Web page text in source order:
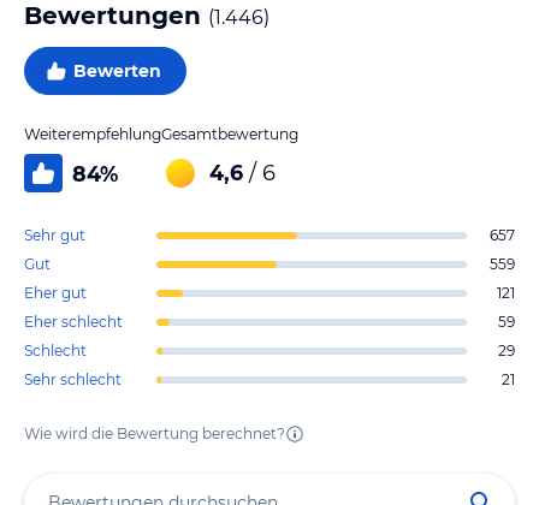
Bewertungen (1.446)
Bewerten
Weiterempfehlung
84%
Gesamtbewertung
4,6 / 6
Sehr gut
657
Gut
559
Eher gut
121
Eher schlecht
59
Schlecht
29
Sehr schlecht
21
Wie wird die Bewertung berechnet?